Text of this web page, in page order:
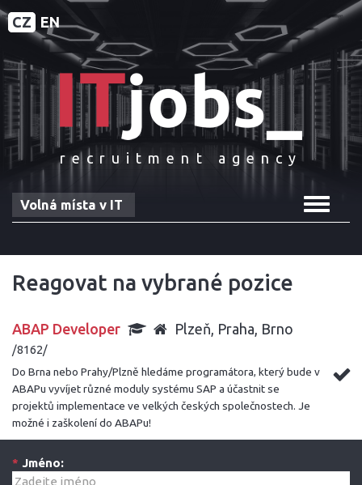
CZ EN
recruitment agency
Toggle
Volná místa v IT
Reagovat na vybrané pozice
ABAP Developer Plzeň, Praha, Brno
/8162/
Do Brna nebo Prahy/Plzně hledáme programátora, který bude v
ABAPu vyvíjet různé moduly systému SAP a účastnit se
projektů implementace ve velkých českých společnostech. Je
možné i zaškolení do ABAPu!
* Jméno: